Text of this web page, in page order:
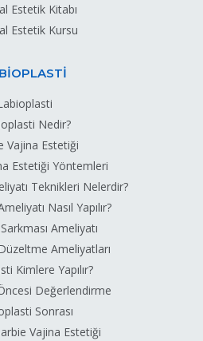
Estetik Kitabı
Estetik Kursu
Nedir?
Vajina Estetiği
Estetiği Yöntemleri
Teknikleri Nelerdir?
Nasıl Yapılır?
Ameliyatı
Ameliyatları
Kimlere Yapılır?
Değerlendirme
Sonrası
Vajina Estetiği